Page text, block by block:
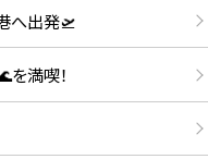
へ出発🛫
満喫！